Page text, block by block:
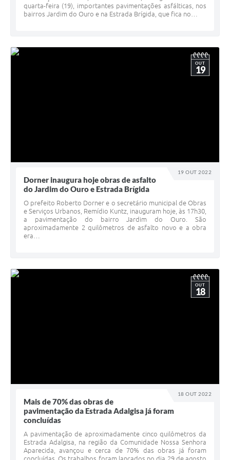
quarta-feira (19), importantes pavimentações asfálticas, nos
bairros Jardim do Ouro e na Estrada Brígida, que fica no…
19 OUT 2022
OUT
19
Dorner inaugura hoje obras de asfalto
do Jardim do Ouro e Estrada Brígida
O prefeito Roberto Dorner e o secretário municipal de Obras
e Serviços Urbanos, Remídio Kuntz, inauguram hoje, às 17h30,
a pavimentação do bairro Jardim do Ouro. São
aproximadamente 2 quilômetros de asfalto novo e a obra
era…
18 OUT 2022
OUT
18
Mais de 70% das obras de
pavimentação da Estrada Adalgisa já foram
concluídas
A pavimentação de aproximadamente cinco quilômetros da
Estrada Adalgisa, na região da Comunidade Nossa Senhora
Aparecida, avançou e cerca de 70% das obras já foram
concluídas. Os trabalhos foram lançados no dia 29 de agosto